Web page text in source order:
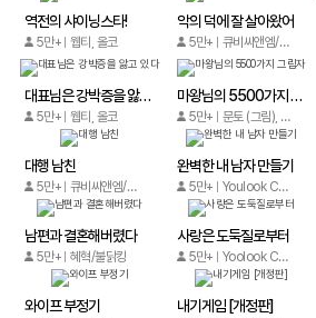
역전의 샤이닝스타!
5만+ 웹티, 올코
악의 덕에 잘 살아왔어
5만+ 큐비씨앤엠/iQIYI comics
대표님은 강박증을 앓고 있다
5만+ 웹티, 올코
마왕님의 5500가지 그림자
5만+ 문토 (그림), 윤달(YounDal) (원작)
대행 남친
5만+ 큐비씨앤엠/iQIYI comics
완벽한 내 남자 만들기
5만+ Youlook Culture Media
남편과 결혼해버렸다
5만+ 혜혁/불닭킹
사랑은 도둑질로부터
5만+ Yoolook Culture Media
와이프 부정기 내기게임 [개정판]